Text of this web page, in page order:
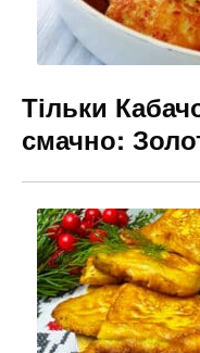
Тільки
смачно: